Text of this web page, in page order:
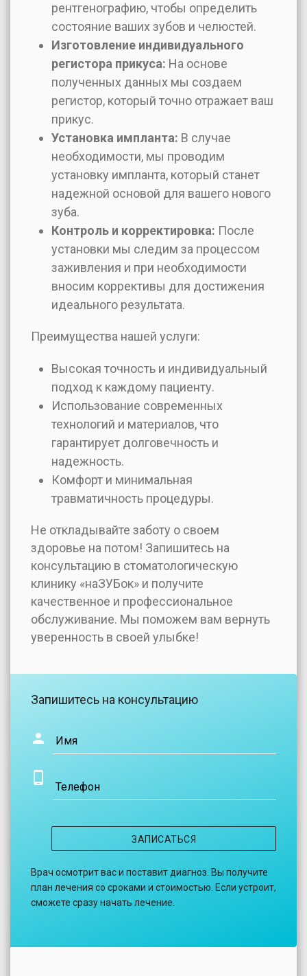
рентгенографию, чтобы определить
состояние ваших зубов и челюстей.
Изготовление индивидуального
регистора прикуса: На основе
полученных данных мы создаем
регистор, который точно отражает ваш
прикус.
Установка импланта: В случае
необходимости, мы проводим
установку импланта, который станет
надежной основой для вашего нового
зуба.
Контроль и корректировка: После
установки мы следим за процессом
заживления и при необходимости
вносим коррективы для достижения
идеального результата.
Преимущества нашей услуги:
Высокая точность и индивидуальный
подход к каждому пациенту.
Использование современных
технологий и материалов, что
гарантирует долговечность и
надежность.
Комфорт и минимальная
травматичность процедуры.
Не откладывайте заботу о своем
здоровье на потом! Запишитесь на
консультацию в стоматологическую
клинику «наЗУБок» и получите
качественное и профессиональное
обслуживание. Мы поможем вам вернуть
уверенность в своей улыбке!
Запишитесь на консультацию
Имя
Телефон
ЗАПИСАТЬСЯ
Врач осмотрит вас и поставит диагноз. Вы получите
план лечения со сроками и стоимостью. Если устроит,
сможете сразу начать лечение.